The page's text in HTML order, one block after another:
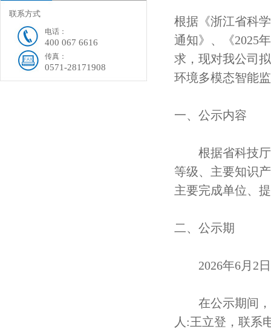
联系方式
电话：
400 067 6616
传真：
0571-28171908
根据《浙江省科
通知》、《2025
求，现对我公司
环境多模态智能
一、公示内容
根据省科技厅
等级、主要知识
主要完成单位、
二、公示期
2026年6月2日
在公示期间，
人:王立登，联系